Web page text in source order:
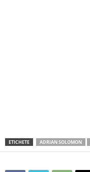
ETICHETE ADRIAN SOLOMON